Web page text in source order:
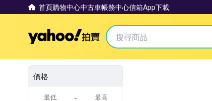
首頁購物中心中古車帳務中心信箱App下載
Yahoo拍賣
價格
-